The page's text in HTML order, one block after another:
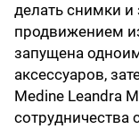
делать снимки
продвижением
запущена
аксессуаров,
Medine Leandra